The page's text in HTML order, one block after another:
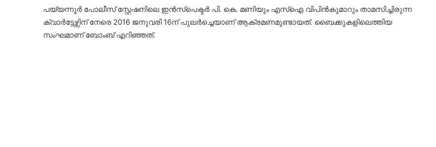
പയ്യന്നൂർ പോലീസ് സ്റ്റേഷനിലെ ഇൻസ്പെക്ടർ പി. കെ. മണിയും എസ്ഐ വിപിൻകുമാറും താമസിച്ചിരുന്ന
ക്വാർട്ടേഴ്സിന് നേരെ 2016 ജനുവരി 16ന് പുലർച്ചെയാണ് ആക്രമണമുണ്ടായത്. ബൈക്കുകളിലെത്തിയ
സംഘമാണ് ബോംബ് എറിഞ്ഞത്.